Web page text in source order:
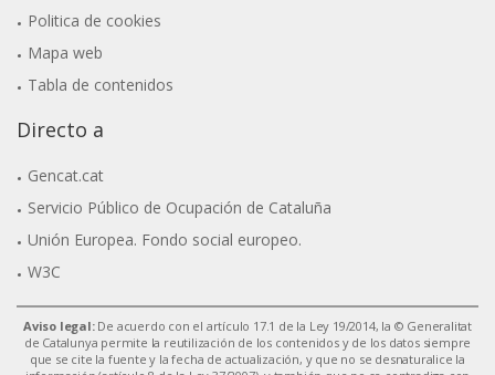
Politica de cookies
Mapa web
Tabla de contenidos
Directo a
Gencat.cat
Servicio Público de Ocupación de Cataluña
Unión Europea. Fondo social europeo.
W3C
Aviso legal:De acuerdo con el artículo 17.1 de la Ley 19/2014, la © Generalitat
de Catalunya permite la reutilización de los contenidos y de los datos siempre
que se cite la fuente y la fecha de actualización, y que no se desnaturalice la